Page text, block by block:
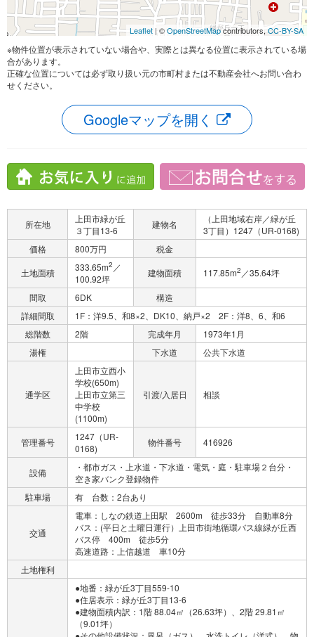
Leaflet | ©OpenStreetMapcontributors,CC-BY-SA
※物件位置が表示されていない場合や、実際とは異なる位置に表示されている場
合があります。
正確な位置については必ず取り扱い元の市町村または不動産会社へお問い合わ
せください。
Googleマップを開く
所在地
上田市緑が丘
３丁目13-6
建物名
（上田地域右岸／緑が丘
3丁目）1247（UR-0168)
価格
800万円
税金
土地面積
333.65m2 ／
100.92坪
建物面積 117.85m2 ／35.64坪
間取 6DK
構造
詳細間取
1F：洋9.5、和8×2、DK10、納戸×2 2F：洋8、6、和6
総階数
2階 完成年月
1973年1月
湯権
下水道 公共下水道
通学区
上田市立西小
学校(650m)
上田市立第三
中学校
(1100m)
引渡/入居日 相談
管理番号
1247（UR-
0168)
物件番号 416926
設備
・都市ガス・上水道・下水道・電気・庭・駐車場２台分・
空き家バンク登録物件
駐車場
有 台数：2台あり
交通
電車：しなの鉄道上田駅 2600m 徒歩33分 自動車8分
バス：(平日と土曜日運行）上田市街地循環バス線緑が丘西
バス停 400m 徒歩5分
高速道路：上信越道 車10分
土地権利
●地番：緑が丘3丁目559-10
●住居表示：緑が丘3丁目13-6
●建物面積内訳：1階 88.04㎡（26.63坪）、2階 29.81㎡
（9.01坪）